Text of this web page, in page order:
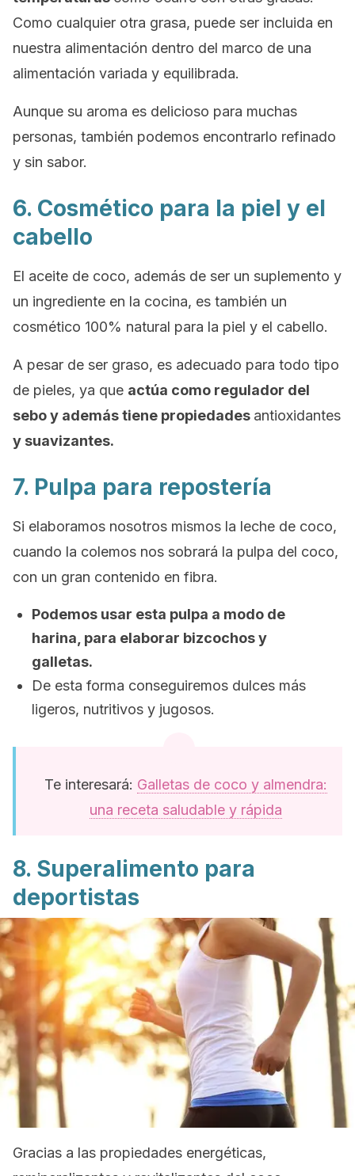
Como cualquier otra grasa, puede ser incluida en
nuestra alimentación dentro del marco de una
alimentación variada y equilibrada.
Aunque su aroma es delicioso para muchas
personas, también podemos encontrarlo refinado
y sin sabor.
6. Cosmético para la piel y el
cabello
El aceite de coco, además de ser un suplemento y
un ingrediente en la cocina, es también un
cosmético 100% natural para la piel y el cabello.
A pesar de ser graso, es adecuado para todo tipo
de pieles, ya que actúa como regulador del
sebo y además tiene propiedades antioxidantes
y suavizantes.
7. Pulpa para repostería
Si elaboramos nosotros mismos la leche de coco,
cuando la colemos nos sobrará la pulpa del coco,
con un gran contenido en fibra.
Podemos usar esta pulpa a modo de
harina, para elaborar bizcochos y
galletas.
De esta forma conseguiremos dulces más
ligeros, nutritivos y jugosos.
Te interesará: Galletas de coco y almendra:
una receta saludable y rápida
8. Superalimento para
deportistas
Gracias a las propiedades energéticas,